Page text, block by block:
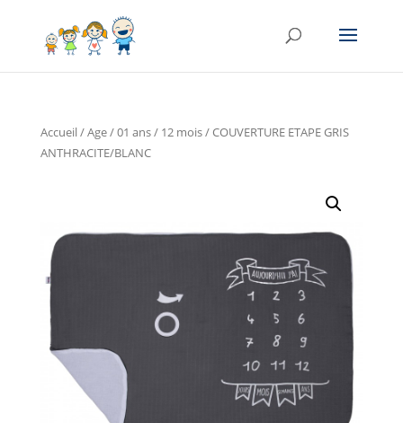
Accueil/Age/01 ans / 12 mois/ COUVERTURE ETAPE GRIS
ANTHRACITE/BLANC